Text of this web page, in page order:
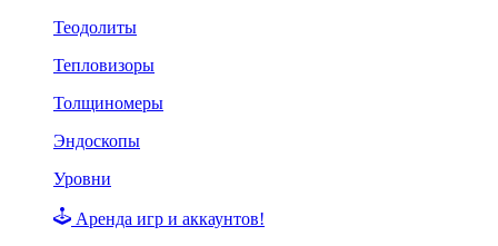
Теодолиты
Тепловизоры
Толщиномеры
Эндоскопы
Уровни
Аренда игр и аккаунтов!